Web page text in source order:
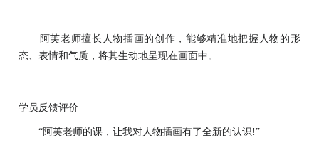
阿芙老师擅长人物插画的创作，能够精准地把握人物的形
态、表情和气质，将其生动地呈现在画面中。
学员反馈评价
“阿芙老师的课，让我对人物插画有了全新的认识!”